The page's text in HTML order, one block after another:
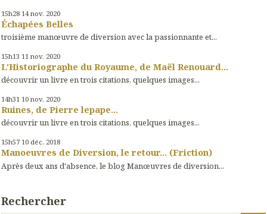
15h28 14 nov. 2020
Échapées Belles
troisième manœuvre de diversion avec la passionnante et...
15h13 11 nov. 2020
L'Historiographe du Royaume, de Maël Renouard...
découvrir un livre en trois citations, quelques images...
14h31 10 nov. 2020
Ruines, de Pierre lepape...
découvrir un livre en trois citations, quelques images...
15h57 10 déc. 2018
Manoeuvres de Diversion, le retour... (Friction)
Après deux ans d'absence, le blog Manœuvres de diversion...
Rechercher